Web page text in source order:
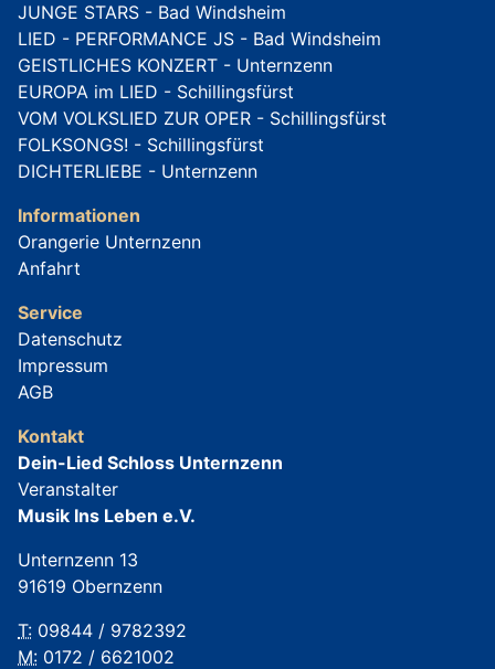
JUNGE STARS - Bad Windsheim
LIED - PERFORMANCE JS - Bad Windsheim
GEISTLICHES KONZERT - Unternzenn
EUROPA im LIED - Schillingsfürst
VOM VOLKSLIED ZUR OPER - Schillingsfürst
FOLKSONGS! - Schillingsfürst
DICHTERLIEBE - Unternzenn
Informationen
Orangerie Unternzenn
Anfahrt
Service
Datenschutz
Impressum
AGB
Kontakt
Dein-Lied Schloss Unternzenn
Veranstalter
Musik Ins Leben e.V.
Unternzenn 13
91619 Obernzenn
T: 09844 / 9782392
M: 0172 / 6621002